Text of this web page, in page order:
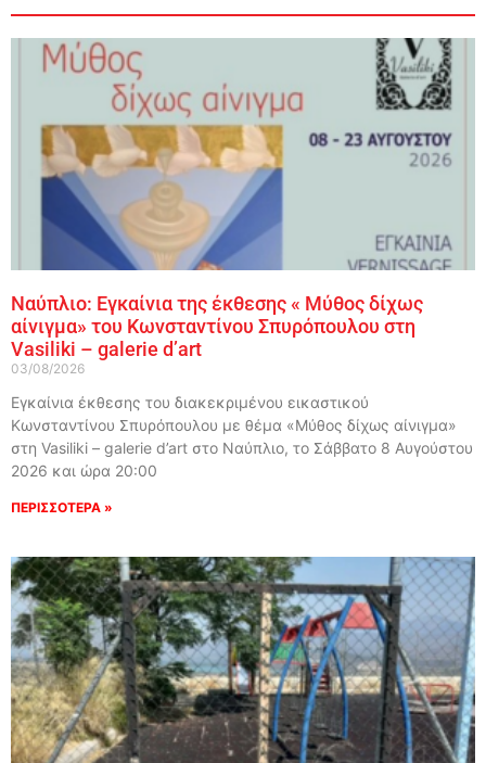
Ναύπλιο: Εγκαίνια της έκθεσης « Μύθος δίχως
αίνιγμα» του Κωνσταντίνου Σπυρόπουλου στη
Vasiliki – galerie d’art
03/08/2026
Εγκαίνια έκθεσης του διακεκριμένου εικαστικού
Κωνσταντίνου Σπυρόπουλου με θέμα «Μύθος δίχως αίνιγμα»
στη Vasiliki – galerie d’art στο Ναύπλιο, το Σάββατο 8 Αυγούστου
2026 και ώρα 20:00
ΠΕΡΙΣΣΟΤΕΡΑ »